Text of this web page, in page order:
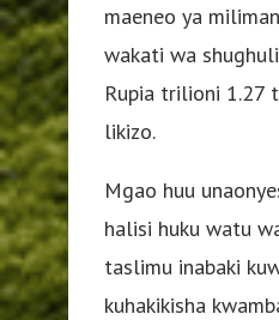
maeneo ya
wakati wa
Rupia trilioni 1.27
likizo.
Mgao huu
halisi huku watu
taslimu inabaki
kuhakikisha